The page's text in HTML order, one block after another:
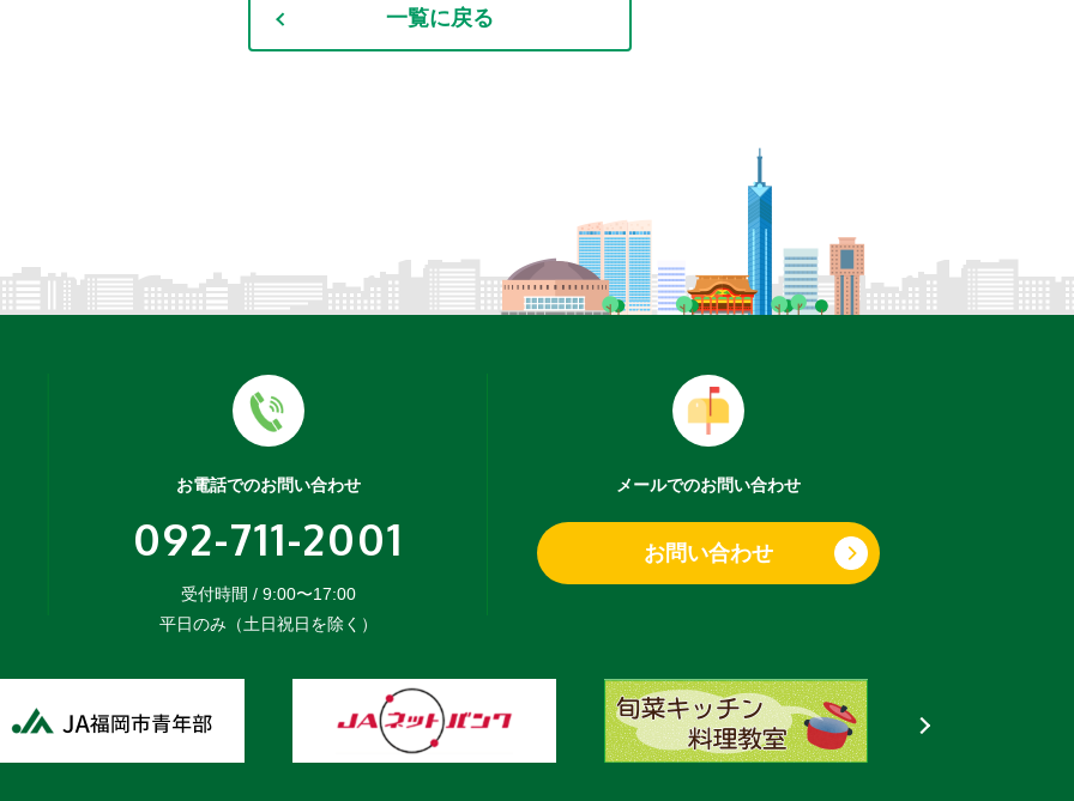
一覧に戻る
お電話でのお問い合わせ
092-711-2001
受付時間 / 9:00〜17:00
平日のみ（土日祝日を除く）
メールでのお問い合わせ
お問い合わせ